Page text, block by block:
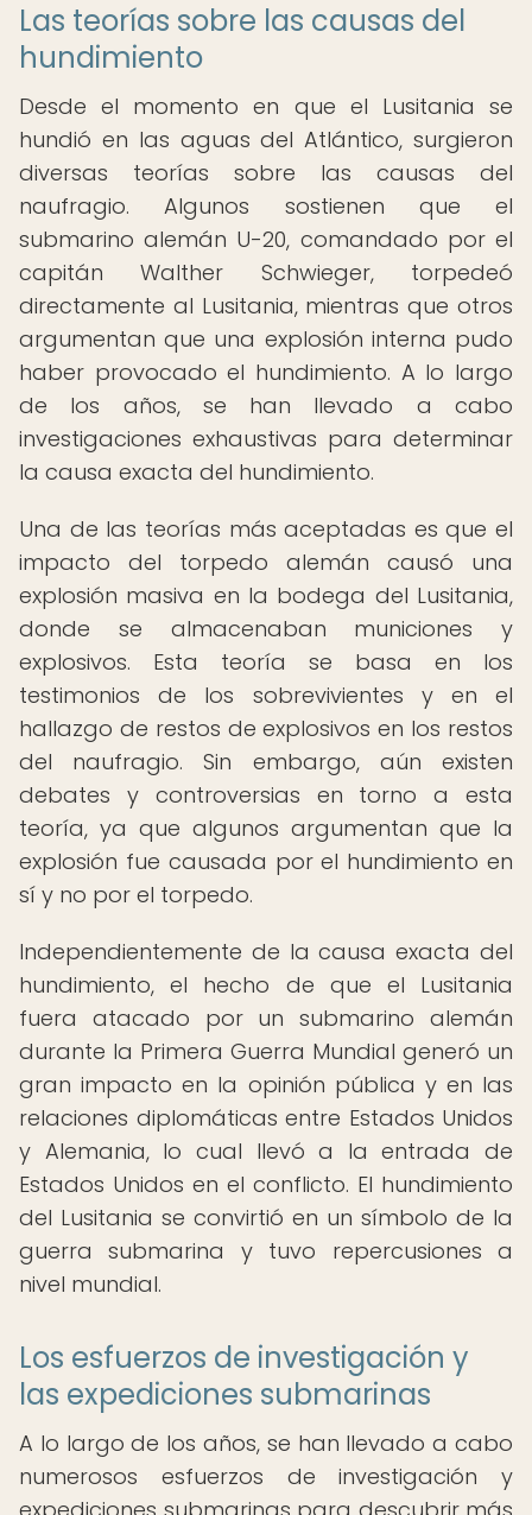
Las teorías sobre las causas del
hundimiento
Desde el momento en que el Lusitania se
hundió en las aguas del Atlántico, surgieron
diversas teorías sobre las causas del
naufragio. Algunos sostienen que el
submarino alemán U-20, comandado por el
capitán Walther Schwieger, torpedeó
directamente al Lusitania, mientras que otros
argumentan que una explosión interna pudo
haber provocado el hundimiento. A lo largo
de los años, se han llevado a cabo
investigaciones exhaustivas para determinar
la causa exacta del hundimiento.
Una de las teorías más aceptadas es que el
impacto del torpedo alemán causó una
explosión masiva en la bodega del Lusitania,
donde se almacenaban municiones y
explosivos. Esta teoría se basa en los
testimonios de los sobrevivientes y en el
hallazgo de restos de explosivos en los restos
del naufragio. Sin embargo, aún existen
debates y controversias en torno a esta
teoría, ya que algunos argumentan que la
explosión fue causada por el hundimiento en
sí y no por el torpedo.
Independientemente de la causa exacta del
hundimiento, el hecho de que el Lusitania
fuera atacado por un submarino alemán
durante la Primera Guerra Mundial generó un
gran impacto en la opinión pública y en las
relaciones diplomáticas entre Estados Unidos
y Alemania, lo cual llevó a la entrada de
Estados Unidos en el conflicto. El hundimiento
del Lusitania se convirtió en un símbolo de la
guerra submarina y tuvo repercusiones a
nivel mundial.
Los esfuerzos de investigación y
las expediciones submarinas
A lo largo de los años, se han llevado a cabo
numerosos esfuerzos de investigación y